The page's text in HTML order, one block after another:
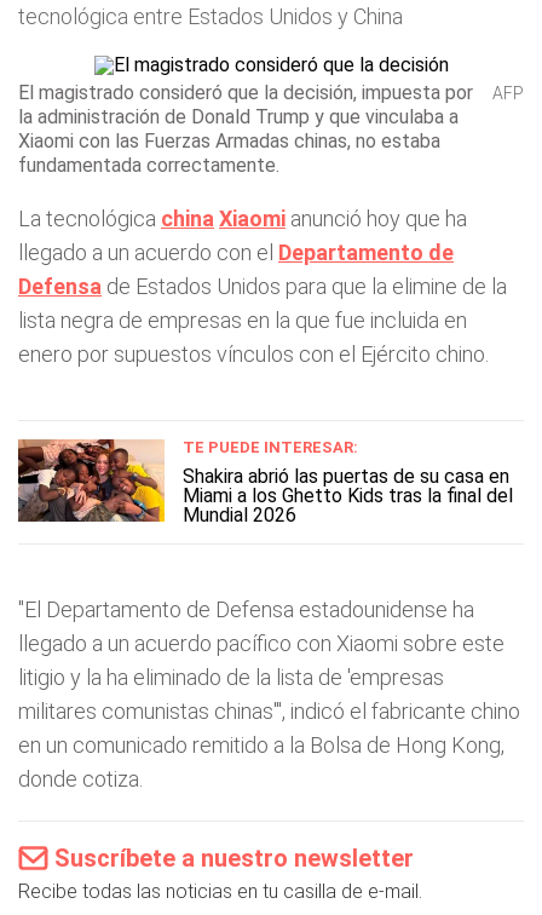
tecnológica entre Estados Unidos y China
El magistrado consideró que la decisión, impuesta por
la administración de Donald Trump y que vinculaba a
Xiaomi con las Fuerzas Armadas chinas, no estaba
fundamentada correctamente.
AFP
La tecnológica china Xiaomi anunció hoy que ha
llegado a un acuerdo con el Departamento de
Defensa de Estados Unidos para que la elimine de la
lista negra de empresas en la que fue incluida en
enero por supuestos vínculos con el Ejército chino.
TE PUEDE INTERESAR:
Shakira abrió las puertas de su casa en
Miami a los Ghetto Kids tras la final del
Mundial 2026
"El Departamento de Defensa estadounidense ha
llegado a un acuerdo pacífico con Xiaomi sobre este
litigio y la ha eliminado de la lista de 'empresas
militares comunistas chinas'", indicó el fabricante chino
en un comunicado remitido a la Bolsa de Hong Kong,
donde cotiza.
Suscríbete a nuestro newsletter
Recibe todas las noticias en tu casilla de e-mail.